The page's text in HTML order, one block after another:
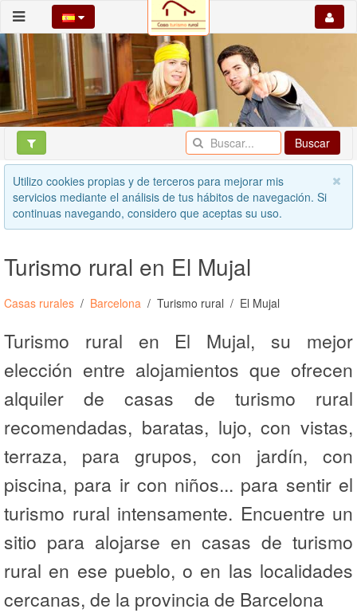
Buscar
Utilizo cookies propias y de terceros para mejorar mis
servicios mediante el análisis de tus hábitos de navegación. Si
continuas navegando, considero que aceptas su uso.
Turismo rural en El Mujal
Casas rurales Barcelona Turismo rural El Mujal
Turismo rural en El Mujal, su mejor
elección entre alojamientos que ofrecen
alquiler de casas de turismo rural
recomendadas, baratas, lujo, con vistas,
terraza, para grupos, con jardín, con
piscina, para ir con niños... para sentir el
turismo rural intensamente. Encuentre un
sitio para alojarse en casas de turismo
rural en ese pueblo, o en las localidades
cercanas, de la provincia de Barcelona